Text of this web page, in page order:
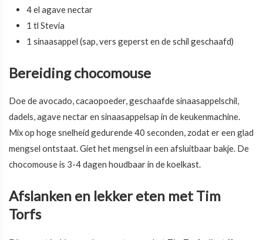
4 el agave nectar
1 tl Stevia
1 sinaasappel (sap, vers geperst en de schil geschaafd)
Bereiding chocomouse
Doe de avocado, cacaopoeder, geschaafde sinaasappelschil,
dadels, agave nectar en sinaasappelsap in de keukenmachine.
Mix op hoge snelheid gedurende 40 seconden, zodat er een glad
mengsel ontstaat. Giet het mengsel in een afsluitbaar bakje. De
chocomouse is 3-4 dagen houdbaar in de koelkast.
Afslanken en lekker eten met Tim
Torfs